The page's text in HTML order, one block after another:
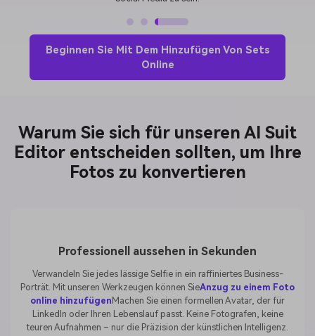
Beginnen Sie Mit Dem Hinzufügen Von Sets
Online
Warum Sie sich für unseren AI Suit
Editor entscheiden sollten, um Ihre
Fotos zu konvertieren
Professionell aussehen in Sekunden
Verwandeln Sie jedes lässige Selfie in ein raffiniertes Business-
Porträt. Mit unseren Werkzeugen können SieAnzug zu einem Foto
online hinzufügen Machen Sie einen formellen Avatar, der für
LinkedIn oder Ihren Lebenslauf passt. Keine Fotografen, keine
teuren Aufnahmen – nur die Präzision der künstlichen Intelligenz.